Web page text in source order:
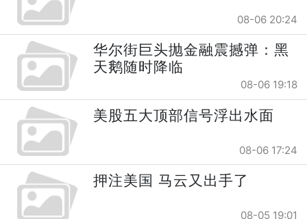
08-06 20:24
华尔街巨头抛金融震撼弹：黑
天鹅随时降临
08-06 19:18
美股五大顶部信号浮出水面
08-06 17:24
押注美国 马云又出手了
08-05 19:01